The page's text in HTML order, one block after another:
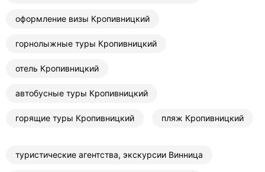
оформление визы Кропивницкий
горнолыжные туры Кропивницкий
отель Кропивницкий
автобусные туры Кропивницкий
горящие туры Кропивницкий пляж Кропивницкий
туристические агентства, экскурсии Винница